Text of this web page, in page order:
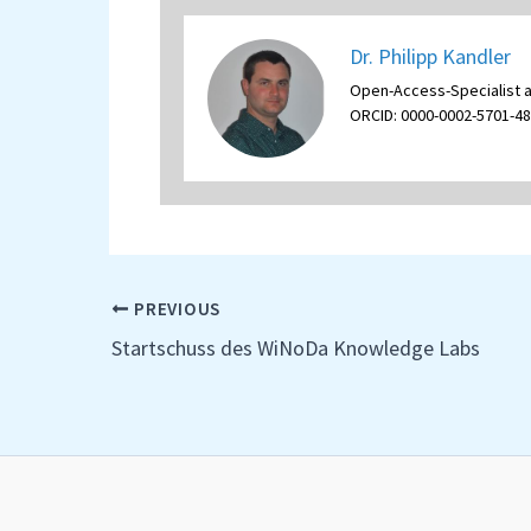
Dr. Philipp Kandler
Open-Access-Specialist
ORCID: 0000-0002-5701-
PREVIOUS
Startschuss des WiNoDa Knowledge Labs